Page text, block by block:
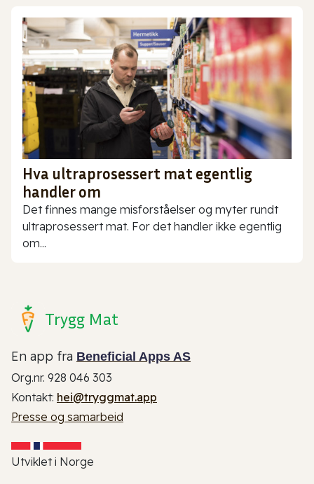
Hva ultraprosessert mat egentlig
handler om
Det finnes mange misforståelser og myter rundt
ultraprosessert mat. For det handler ikke egentlig
om...
Trygg Mat
En app fra Beneficial Apps AS
Org.nr. 928 046 303
Kontakt: hei@tryggmat.app
Presse og samarbeid
Utviklet i Norge